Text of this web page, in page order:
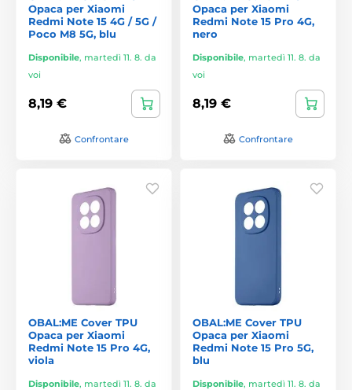
Opaca per Xiaomi
Redmi Note 15 4G / 5G /
Poco M8 5G, blu
Disponibile, martedì 11. 8. da
voi
8,19 €
Confrontare
Opaca per Xiaomi
Redmi Note 15 Pro 4G,
nero
Disponibile, martedì 11. 8. da
voi
8,19 €
Confrontare
OBAL:ME Cover TPU
Opaca per Xiaomi
Redmi Note 15 Pro 4G,
viola
Disponibile, martedì 11. 8. da
OBAL:ME Cover TPU
Opaca per Xiaomi
Redmi Note 15 Pro 5G,
blu
Disponibile, martedì 11. 8. da